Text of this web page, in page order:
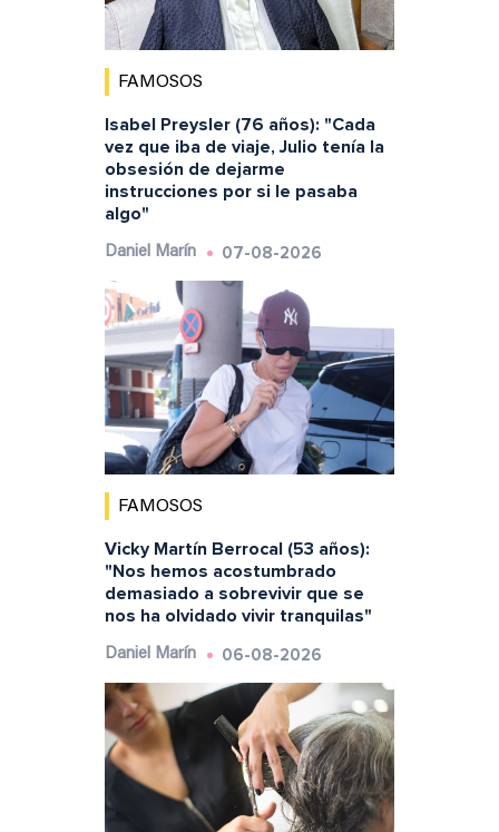
FAMOSOS
Isabel Preysler (76 años): "Cada
vez que iba de viaje, Julio tenía la
obsesión de dejarme
instrucciones por si le pasaba
algo"
Daniel Marín 07-08-2026
FAMOSOS
Vicky Martín Berrocal (53 años):
"Nos hemos acostumbrado
demasiado a sobrevivir que se
nos ha olvidado vivir tranquilas"
Daniel Marín 06-08-2026